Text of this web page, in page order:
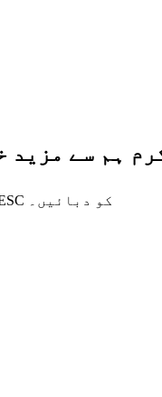
تلاش کرنے کے لیے انٹر یا بند کرنے کے لیے ESC کو دبائیں۔